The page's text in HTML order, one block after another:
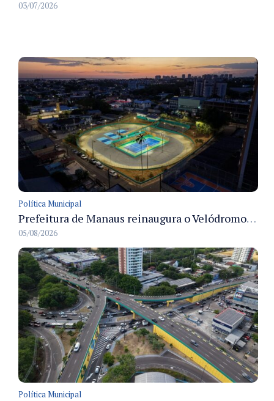
03/07/2026
Política Municipal
Prefeitura de Manaus reinaugura o Velódromo Professora Alzira Campos e entrega espaço esportivo totalmente revitalizado
05/08/2026
Política Municipal